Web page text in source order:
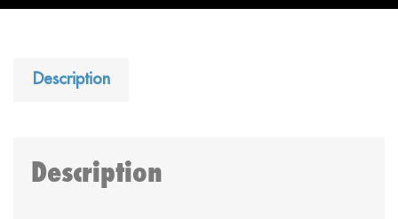
Description
Description